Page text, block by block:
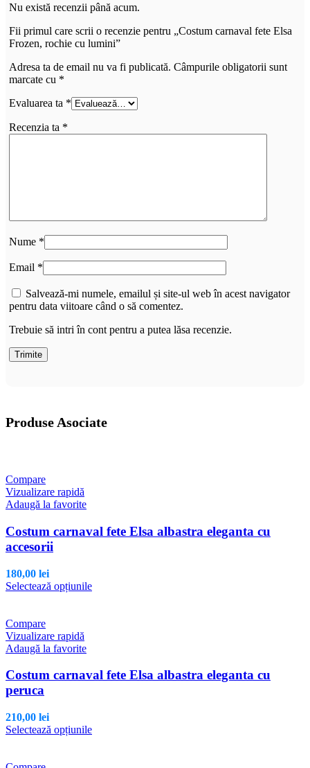
Nu există recenzii până acum.
Fii primul care scrii o recenzie pentru „Costum carnaval fete Elsa
Frozen, rochie cu lumini”
Adresa ta de email nu va fi publicată. Câmpurile obligatorii sunt
marcate cu *
Evaluarea ta *
Recenzia ta *
Nume *
Email *
Salvează-mi numele, emailul și site-ul web în acest navigator
pentru data viitoare când o să comentez.
Trebuie să intri în cont pentru a putea lăsa recenzie.
Produse Asociate
Compare
Vizualizare rapidă
Adaugă la favorite
Costum carnaval fete Elsa albastra eleganta cu
accesorii
180,00 lei
Selectează opțiunileAcest
pot
produsului.
Compare
Vizualizare rapidă
Adaugă la favorite
Costum carnaval fete Elsa albastra eleganta cu
peruca
210,00 lei
Selectează opțiunileAcest